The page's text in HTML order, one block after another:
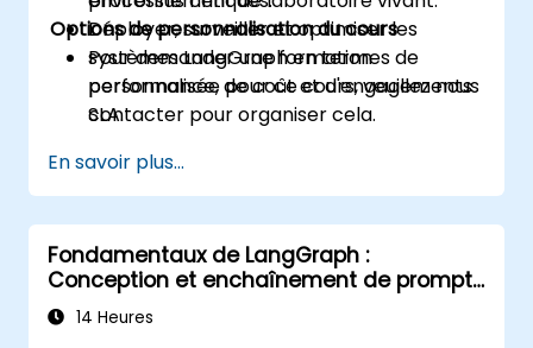
Déployer, surveiller et optimiser les
systèmes LangGraph en termes de
performance, de coût et d'engagements
SLA.
Options de personnalisation du cours
Pour demander une formation
personnalisée pour ce cours, veuillez nous
contacter pour organiser cela.
En savoir plus...
Fondamentaux de LangGraph :
Conception et enchaînement de prompts
LLM basés sur des graphes
14 Heures